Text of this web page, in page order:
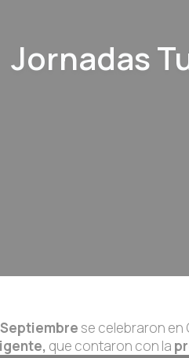
Jornadas
se celebraron en
que contaron con la